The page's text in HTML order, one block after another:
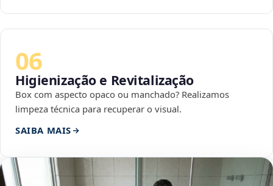
06
Higienização e Revitalização
Box com aspecto opaco ou manchado? Realizamos
limpeza técnica para recuperar o visual.
SAIBA MAIS